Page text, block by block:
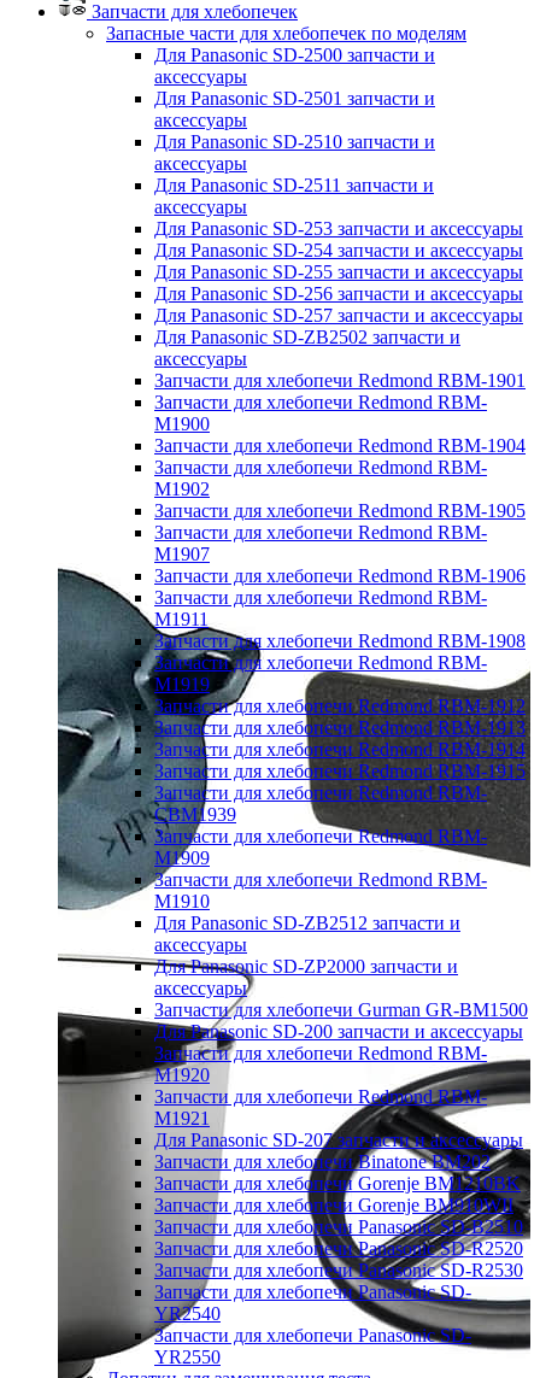
Запчасти для хлебопечек
Запасные части для хлебопечек по моделям
Для Panasonic SD-2500 запчасти и
аксессуары
Для Panasonic SD-2501 запчасти и
аксессуары
Для Panasonic SD-2510 запчасти и
аксессуары
Для Panasonic SD-2511 запчасти и
аксессуары
Для Panasonic SD-253 запчасти и аксессуары
Для Panasonic SD-254 запчасти и аксессуары
Для Panasonic SD-255 запчасти и аксессуары
Для Panasonic SD-256 запчасти и аксессуары
Для Panasonic SD-257 запчасти и аксессуары
Для Panasonic SD-ZB2502 запчасти и
аксессуары
Запчасти для хлебопечи Redmond RBM-1901
Запчасти для хлебопечи Redmond RBM-
M1900
Запчасти для хлебопечи Redmond RBM-1904
Запчасти для хлебопечи Redmond RBM-
M1902
Запчасти для хлебопечи Redmond RBM-1905
Запчасти для хлебопечи Redmond RBM-
M1907
Запчасти для хлебопечи Redmond RBM-1906
Запчасти для хлебопечи Redmond RBM-
M1911
Запчасти для хлебопечи Redmond RBM-1908
Запчасти для хлебопечи Redmond RBM-
M1919
Запчасти для хлебопечи Redmond RBM-1912
Запчасти для хлебопечи Redmond RBM-1913
Запчасти для хлебопечи Redmond RBM-1914
Запчасти для хлебопечи Redmond RBM-1915
Запчасти для хлебопечи Redmond RBM-
CBM1939
Запчасти для хлебопечи Redmond RBM-
M1909
Запчасти для хлебопечи Redmond RBM-
M1910
Для Panasonic SD-ZB2512 запчасти и
аксессуары
Для Panasonic SD-ZP2000 запчасти и
аксессуары
Запчасти для хлебопечи Gurman GR-BM1500
Для Panasonic SD-200 запчасти и аксессуары
Запчасти для хлебопечи Redmond RBM-
M1920
Запчасти для хлебопечи Redmond RBM-
M1921
Для Panasonic SD-207 запчасти и аксессуары
Запчасти для хлебопечи Binatone BM202
Запчасти для хлебопечи Gorenje BM1210BK
Запчасти для хлебопечи Gorenje BM910WII
Запчасти для хлебопечи Panasonic SD-B2510
Запчасти для хлебопечи Panasonic SD-R2520
Запчасти для хлебопечи Panasonic SD-R2530
Запчасти для хлебопечи Panasonic SD-
YR2540
Запчасти для хлебопечи Panasonic SD-
YR2550